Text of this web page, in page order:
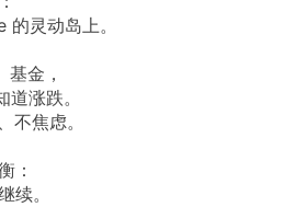
灵动岛上。
金，
涨跌。
不焦虑。
：
续。